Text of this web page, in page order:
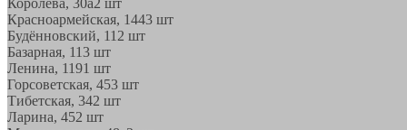
Красноармейская, 1443 шт
Будённовский, 11 2 шт
Базарная, 113 шт
Ленина, 1191 шт
Горсоветская, 453 шт
Тибетская, 342 шт
Ларина, 452 шт